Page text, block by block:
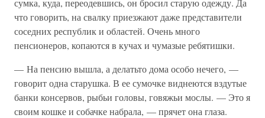
сумка, куда, переодевшись, он бросил старую одежду. Да
что говорить, на свалку приезжают даже представители
соседних республик и областей. Очень много
пенсионеров, копаются в кучах и чумазые ребятишки.
— На пенсию вышла, а делатьто дома особо нечего, —
говорит одна старушка. В ее сумочке виднеются вздутые
банки консервов, рыбьи головы, говяжьи мослы. — Это я
своим кошке и собачке набрала, — прячет она глаза.